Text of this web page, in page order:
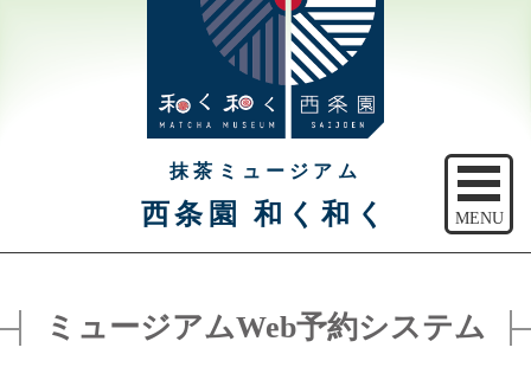
抹茶ミュージアム
西条園 和く和く MENU
ご予約
ミュージアムWeb予約システム